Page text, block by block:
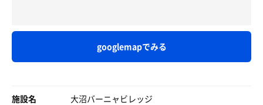
googlemapでみる
施設名 大沼バーニャビレッジ